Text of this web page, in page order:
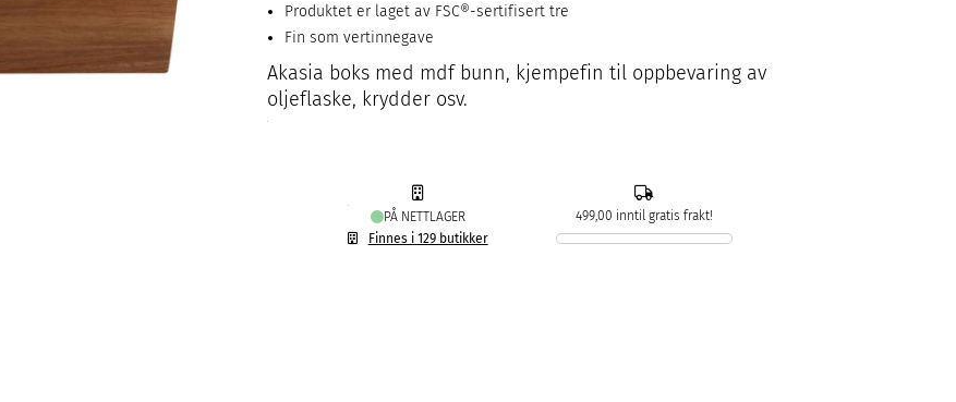
Produktet er laget av FSC®-sertifisert tre
Fin som vertinnegave
Akasia boks med mdf bunn, kjempefin til oppbevaring av
oljeflaske, krydder osv.
PÅ NETTLAGER
Finnes i 129 butikker
499,00 inntil gratis frakt!